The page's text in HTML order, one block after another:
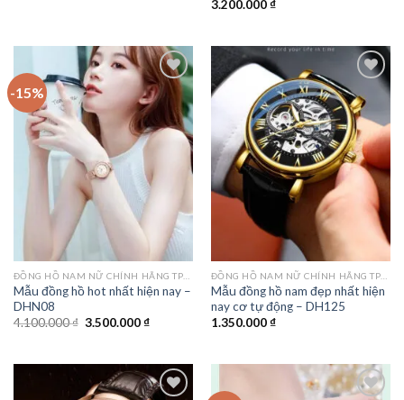
3.200.000₫
-15%
Add to
wishlist
Mẫu đồng hồ hot nhất hiện nay –
DHN08
4.100.000₫ Giá
3.500.000₫Giá
3.500.000 ₫.
Add to
wishlist
Mẫu đồng hồ nam đẹp nhất hiện
nay cơ tự động – DH125
1.350.000₫